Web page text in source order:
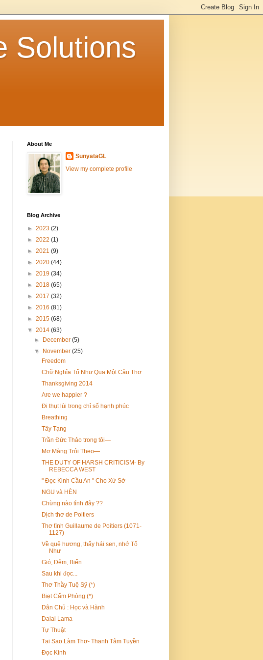
Solutions
About Me
SunyataGL
View my complete profile
Blog Archive
► 2023 (2)
► 2022 (1)
► 2021 (9)
► 2020 (44)
► 2019 (34)
► 2018 (65)
► 2017 (32)
► 2016 (81)
► 2015 (68)
▼ 2014 (63)
►
December(5)
▼
November(25)
Freedom
Chữ Nghĩa Tố Như Qua Một Câu Thơ
Thanksgiving 2014
Are we happier ?
Đi thụt lùi trong chỉ số hạnh phúc
Breathing
Tây Tạng
Trần Đức Thảo trong tôi—
Mơ Màng Trôi Theo—
THE DUTY OF HARSH CRITICISM- By
REBECCA WEST
" Đọc Kinh Cầu An " Cho Xứ Sở
NGU và HÈN
Chừng nào tỉnh đây ??
Dịch thơ de Poitiers
Thơ tình Guillaume de Poitiers (1071-
1127)
Về quê hương, thấy hái sen, nhớ Tố
Như
Gió, Đêm, Biển
Sau khi đọc...
Thơ Thầy Tuệ Sỹ (*)
Biẹt Cấm Phòng (*)
Dân Chủ : Học và Hành
Dalai Lama
Tự Thuật
Tại Sao Làm Thơ- Thanh Tâm Tuyền
Đọc Kinh